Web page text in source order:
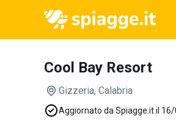
Cool Bay Resort
Gizzeria, Calabria
Aggiornato da Spiagge.it il